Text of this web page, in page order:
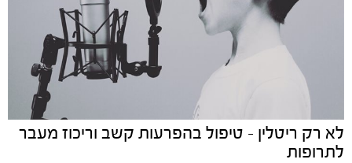
לא רק ריטלין - טיפול בהפרעות קשב וריכוז מעבר
לתרופות